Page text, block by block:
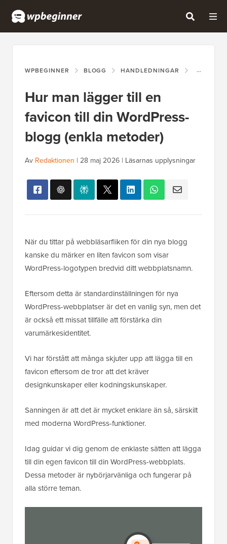
WPBEGINNER BLOGG HANDLEDNINGAR HUR
Hur man lägger till en
favicon till din WordPress-
blogg (enkla metoder)
Av Redaktionen | 28 maj 2026 | Läsarnas upplysningar
När du tittar på webbläsarfliken för din nya blogg
kanske du märker en liten favicon som visar
WordPress-logotypen bredvid ditt webbplatsnamn.
Eftersom detta är standardinställningen för nya
WordPress-webbplatser är det en vanlig syn, men det
är också ett missat tillfälle att förstärka din
varumärkesidentitet.
Vi har förstått att många skjuter upp att lägga till en
favicon eftersom de tror att det kräver
designkunskaper eller kodningskunskaper.
Sanningen är att det är mycket enklare än så, särskilt
med moderna WordPress-funktioner.
Idag guidar vi dig genom de enklaste sätten att lägga
till din egen favicon till din WordPress-webbplats.
Dessa metoder är nybörjarvänliga och fungerar på
alla större teman.